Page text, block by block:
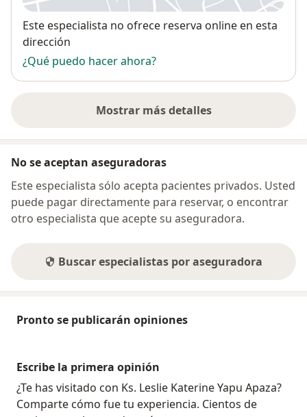
Disponibilidad
Este especialista no ofrece reserva online en esta
dirección
¿Qué puedo hacer ahora?
Mostrar más detalles
sobre la dirección
No se aceptan aseguradoras
Este especialista sólo acepta pacientes privados. Usted
puede pagar directamente para reservar, o encontrar
otro especialista que acepte su aseguradora.
Buscar especialistas por aseguradora
Pronto se publicarán opiniones
Escribe la primera opinión
¿Te has visitado con Ks. Leslie Katerine Yapu Apaza?
Comparte cómo fue tu experiencia. Cientos de